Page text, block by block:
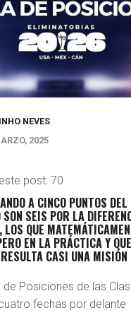
NEVES
2025
post: 70
A CINCO PUNTOS
SON SEIS POR LA
LOS QUE
EN LA PRÁCTICA Y
CASI UNA
de Posiciones de las
fechas por delante